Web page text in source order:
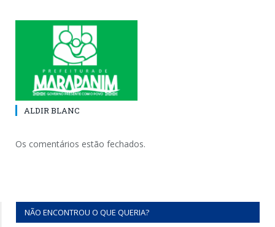
ALDIR BLANC
Os comentários estão fechados.
NÃO ENCONTROU O QUE QUERIA?